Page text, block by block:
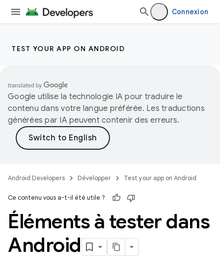
Connexion
TEST YOUR APP ON ANDROID
Google utilise la technologie IA pour traduire le
contenu dans votre langue préférée. Les traductions
générées par IA peuvent contenir des erreurs.
Android Developers Développer Test your app on Android
Ce contenu vous a-t-il été utile ?
Éléments à tester dans
Android